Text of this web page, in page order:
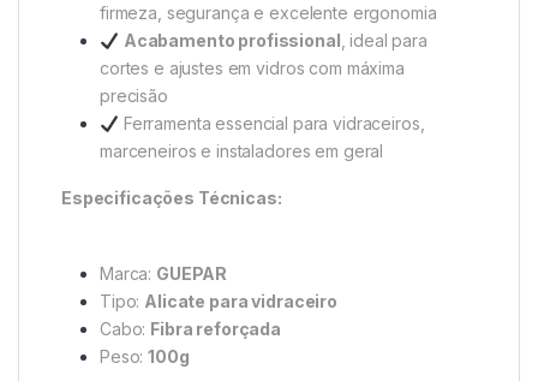
firmeza, segurança e excelente ergonomia
Acabamento profissional , ideal para
cortes e ajustes em vidros com máxima
precisão
Ferramenta essencial para vidraceiros,
marceneiros e instaladores em geral
Especificações Técnicas:
Marca: GUEPAR
Tipo: Alicate para vidraceiro
Cabo: Fibra reforçada
Peso:100g